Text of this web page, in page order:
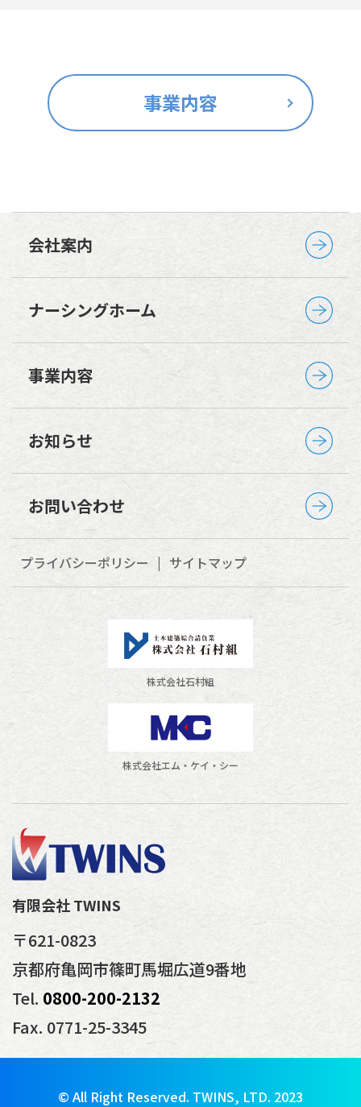
事業内容
会社案内
ナーシングホーム
事業内容
お知らせ
お問い合わせ
プライバシーポリシー サイトマップ
株式会社石村組
株式会社エム・ケイ・シー
有限会社 TWINS
〒621-0823
京都府亀岡市篠町馬堀広道9番地
Tel. 0800-200-2132
Fax. 0771-25-3345
© All Right Reserved. TWINS, LTD. 2023